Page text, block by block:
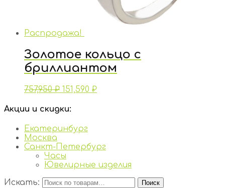
Распродажа!
Золотое кольцо с
бриллиантом
757,950₽ 151,590 ₽
Акции и скидки:
Екатеринбург
Москва
Санкт-Петербург
Часы
Ювелирные изделия
Искать:
Поиск